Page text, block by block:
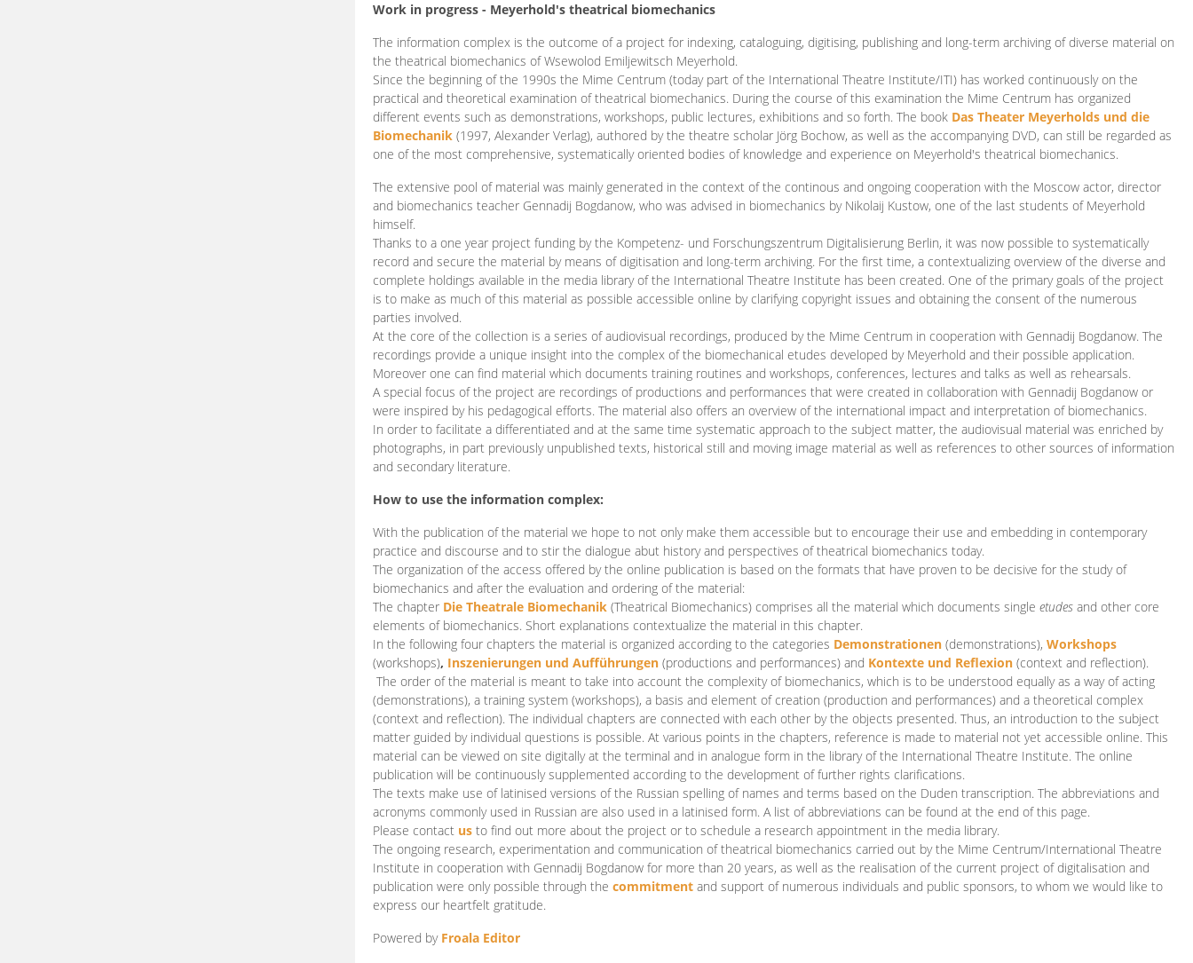
Work in progress - Meyerhold's theatrical biomechanics
The information complex is the outcome of a project for indexing, cataloguing, digitising, publishing and long-term archiving of diverse material on
the theatrical biomechanics of Wsewolod Emiljewitsch Meyerhold.
Since the beginning of the 1990s the Mime Centrum (today part of the International Theatre Institute/ITI) has worked continuously on the
practical and theoretical examination of theatrical biomechanics. During the course of this examination the Mime Centrum has organized
different events such as demonstrations, workshops, public lectures, exhibitions and so forth. The book Das Theater Meyerholds und die
Biomechanik (1997, Alexander Verlag), authored by the theatre scholar Jörg Bochow, as well as the accompanying DVD, can still be regarded as
one of the most comprehensive, systematically oriented bodies of knowledge and experience on Meyerhold's theatrical biomechanics.
The extensive pool of material was mainly generated in the context of the continous and ongoing cooperation with the Moscow actor, director
and biomechanics teacher Gennadij Bogdanow, who was advised in biomechanics by Nikolaij Kustow, one of the last students of Meyerhold
himself.
Thanks to a one year project funding by the Kompetenz- und Forschungszentrum Digitalisierung Berlin, it was now possible to systematically
record and secure the material by means of digitisation and long-term archiving. For the first time, a contextualizing overview of the diverse and
complete holdings available in the media library of the International Theatre Institute has been created. One of the primary goals of the project
is to make as much of this material as possible accessible online by clarifying copyright issues and obtaining the consent of the numerous
parties involved.
At the core of the collection is a series of audiovisual recordings, produced by the Mime Centrum in cooperation with Gennadij Bogdanow. The
recordings provide a unique insight into the complex of the biomechanical etudes developed by Meyerhold and their possible application.
Moreover one can find material which documents training routines and workshops, conferences, lectures and talks as well as rehearsals.
A special focus of the project are recordings of productions and performances that were created in collaboration with Gennadij Bogdanow or
were inspired by his pedagogical efforts. The material also offers an overview of the international impact and interpretation of biomechanics.
In order to facilitate a differentiated and at the same time systematic approach to the subject matter, the audiovisual material was enriched by
photographs, in part previously unpublished texts, historical still and moving image material as well as references to other sources of information
and secondary literature.
How to use the information complex:
With the publication of the material we hope to not only make them accessible but to encourage their use and embedding in contemporary
practice and discourse and to stir the dialogue abut history and perspectives of theatrical biomechanics today.
The organization of the access offered by the online publication is based on the formats that have proven to be decisive for the study of
biomechanics and after the evaluation and ordering of the material:
The chapter Die Theatrale Biomechanik (Theatrical Biomechanics) comprises all the material which documents single etudes and other core
elements of biomechanics. Short explanations contextualize the material in this chapter.
In the following four chapters the material is organized according to the categories Demonstrationen (demonstrations), Workshops
(workshops), Inszenierungen und Aufführungen (productions and performances) and Kontexte und Reflexion (context and reflection).
The order of the material is meant to take into account the complexity of biomechanics, which is to be understood equally as a way of acting
(demonstrations), a training system (workshops), a basis and element of creation (production and performances) and a theoretical complex
(context and reflection). The individual chapters are connected with each other by the objects presented. Thus, an introduction to the subject
matter guided by individual questions is possible. At various points in the chapters, reference is made to material not yet accessible online. This
material can be viewed on site digitally at the terminal and in analogue form in the library of the International Theatre Institute. The online
publication will be continuously supplemented according to the development of further rights clarifications.
The texts make use of latinised versions of the Russian spelling of names and terms based on the Duden transcription. The abbreviations and
acronyms commonly used in Russian are also used in a latinised form. A list of abbreviations can be found at the end of this page.
Please contact us to find out more about the project or to schedule a research appointment in the media library.
The ongoing research, experimentation and communication of theatrical biomechanics carried out by the Mime Centrum/International Theatre
Institute in cooperation with Gennadij Bogdanow for more than 20 years, as well as the realisation of the current project of digitalisation and
publication were only possible through the commitment and support of numerous individuals and public sponsors, to whom we would like to
express our heartfelt gratitude.
Powered by Froala Editor